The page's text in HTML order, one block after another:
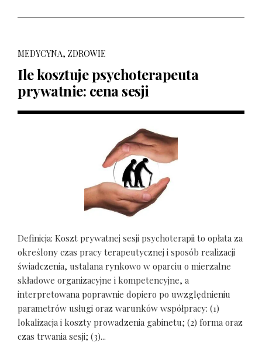
MEDYCYNA, ZDROWIE
Ile kosztuje psychoterapeuta
prywatnie: cena sesji
Definicja: Koszt prywatnej sesji psychoterapii to opłata za
określony czas pracy terapeutycznej i sposób realizacji
świadczenia, ustalana rynkowo w oparciu o mierzalne
składowe organizacyjne i kompetencyjne, a
interpretowana poprawnie dopiero po uwzględnieniu
parametrów usługi oraz warunków współpracy: (1)
lokalizacja i koszty prowadzenia gabinetu; (2) forma oraz
czas trwania sesji; (3)...